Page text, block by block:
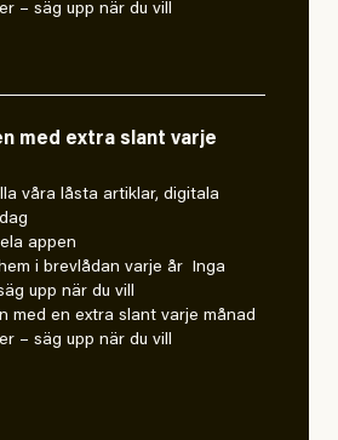
– säg upp när du vill
med extra slant varje
våra låsta artiklar, digitala
appen
i brevlådan varje år Inga
upp när du vill
med en extra slant varje månad
– säg upp när du vill